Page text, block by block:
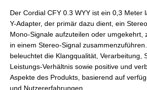
Der Cordial CFY 0.3 WYY ist ein 0,3 Meter
Y-Adapter, der primär dazu dient, ein
Mono-Signale aufzuteilen oder umgekehrt,
in einem Stereo-Signal
beleuchtet die Klangqualität, Verarbeitung,
Leistungs-Verhältnis sowie positive und
Aspekte des Produkts, basierend auf
und Nutzererfahrungen.